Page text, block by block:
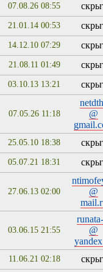
07.08.26 08:55
21.01.14 00:53
14.12.10 07:29
21.08.11 01:49
03.10.13 13:21
07.05.26 11:18
@
25.05.10 18:38
05.07.21 18:31
27.06.13 02:00
@
03.06.15 21:55
@
11.06.21 02:18